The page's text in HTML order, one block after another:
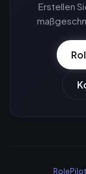
Erstellen
RolePilot